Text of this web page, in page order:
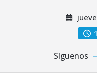
Síguenos